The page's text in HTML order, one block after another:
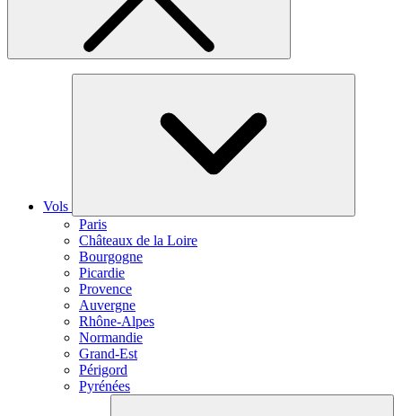
Vols
Paris
Châteaux de la Loire
Bourgogne
Picardie
Provence
Auvergne
Rhône-Alpes
Normandie
Grand-Est
Périgord
Pyrénées